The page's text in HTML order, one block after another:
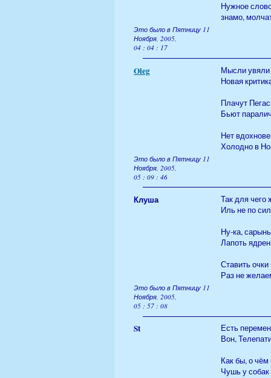
Нужное
знамо,
Это было в Пятницу 11
Ноября, 2005,
04 : 04 : 17
Oleg
Мысли увяли
Новая
Плачут
Бьют
Нет
Холодно в
Это было в Пятницу 11
Ноября, 2005,
05 : 09 : 46
Клуша
Так для чего
Иль не по
Ну-ка,
Лапоть
Ставить
Раз не
Это было в Пятницу 11
Ноября, 2005,
05 : 57 : 08
St
Есть
Вон,
Как бы, о чём
Чушь у собак